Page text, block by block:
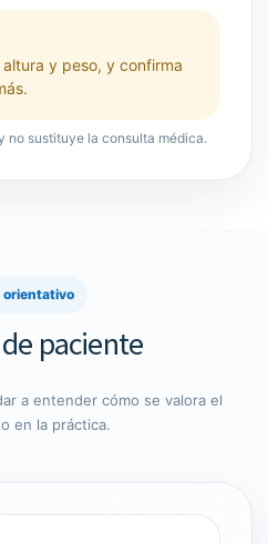
y peso, y confirma
no sustituye la consulta médica.
orientativo
paciente
a entender cómo se valora el
en la práctica.